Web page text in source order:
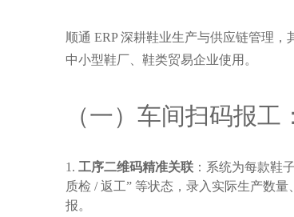
顺通 ERP 深耕鞋业生产与供应链管理
中小型鞋厂、鞋类贸易企业使用。
（一）车间扫码报
工序二维码精准关联 ：系统为每款鞋
质检 / 返工” 等状态，录入实际生产数
报。